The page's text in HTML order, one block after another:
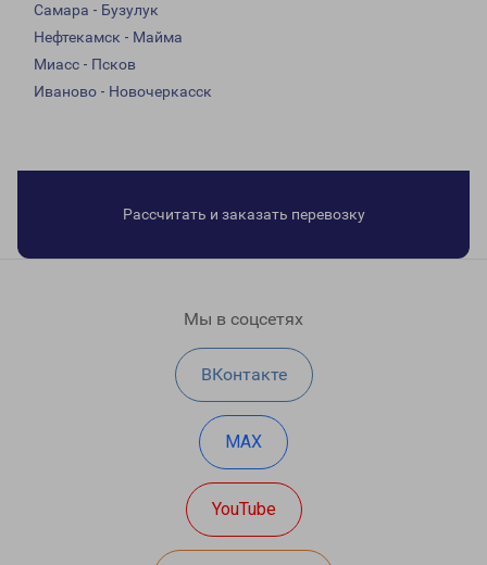
Самара - Бузулук
Нефтекамск - Майма
Миасс - Псков
Иваново - Новочеркасск
Рассчитать и заказать перевозку
Мы в соцсетях
ВКонтакте
MAX
YouTube